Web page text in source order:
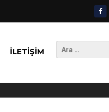
İLETIŞIM
Arama: